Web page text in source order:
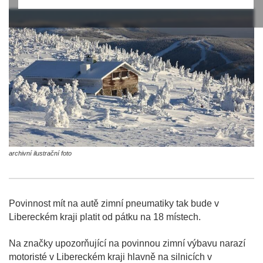
archivní ilustrační foto
Povinnost mít na autě zimní pneumatiky tak bude v
Libereckém kraji platit od pátku na 18 místech.
Na značky upozorňující na povinnou zimní výbavu narazí
motoristé v Libereckém kraji hlavně na silnicích v